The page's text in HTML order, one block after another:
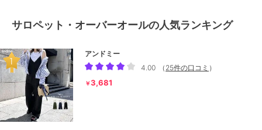
サロペット・オーバーオールの人気ランキング
アンドミー
4.00
（ 25件の口コミ ）
￥3,681